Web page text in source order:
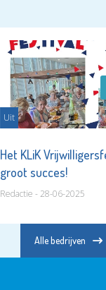
Uit
Het KLiK
groot succes!
Redactie - 28-06-2025
Alle bedrijven